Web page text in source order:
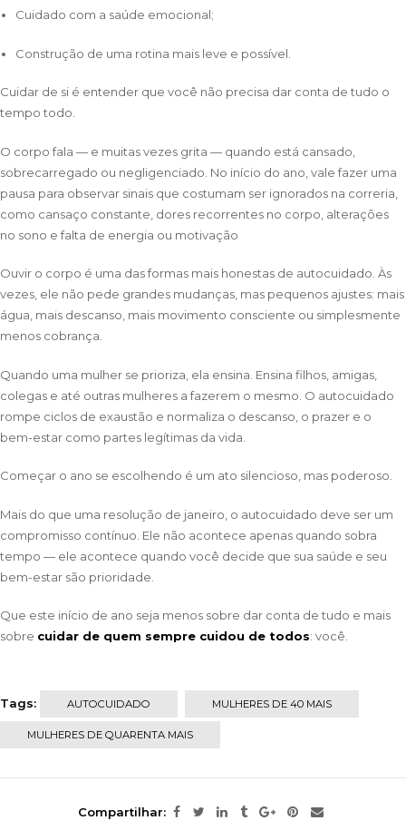
Cuidado com a saúde emocional;
Construção de uma rotina mais leve e possível.
Cuidar de si é entender que você não precisa dar conta de tudo o
tempo todo.
O corpo fala — e muitas vezes grita — quando está cansado,
sobrecarregado ou negligenciado. No início do ano, vale fazer uma
pausa para observar sinais que costumam ser ignorados na correria,
como cansaço constante, dores recorrentes no corpo, alterações
no sono e falta de energia ou motivação
Ouvir o corpo é uma das formas mais honestas de autocuidado. Às
vezes, ele não pede grandes mudanças, mas pequenos ajustes: mais
água, mais descanso, mais movimento consciente ou simplesmente
menos cobrança.
Quando uma mulher se prioriza, ela ensina. Ensina filhos, amigas,
colegas e até outras mulheres a fazerem o mesmo. O autocuidado
rompe ciclos de exaustão e normaliza o descanso, o prazer e o
bem-estar como partes legítimas da vida.
Começar o ano se escolhendo é um ato silencioso, mas poderoso.
Mais do que uma resolução de janeiro, o autocuidado deve ser um
compromisso contínuo. Ele não acontece apenas quando sobra
tempo — ele acontece quando você decide que sua saúde e seu
bem-estar são prioridade.
Que este início de ano seja menos sobre dar conta de tudo e mais
sobre cuidar de quem sempre cuidou de todos: você.
Tags: AUTOCUIDADO MULHERES DE 40 MAIS
MULHERES DE QUARENTA MAIS
Compartilhar: